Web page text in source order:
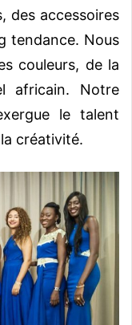
des accessoires
tendance. Nous
couleurs, de la
africain. Notre
le talent
créativité.